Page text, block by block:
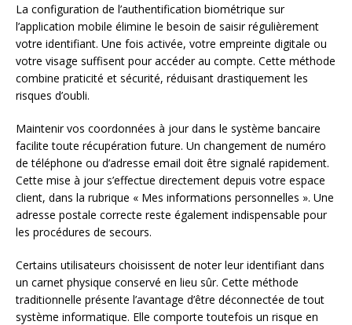
La configuration de l’authentification biométrique sur
l’application mobile élimine le besoin de saisir régulièrement
votre identifiant. Une fois activée, votre empreinte digitale ou
votre visage suffisent pour accéder au compte. Cette méthode
combine praticité et sécurité, réduisant drastiquement les
risques d’oubli.
Maintenir vos coordonnées à jour dans le système bancaire
facilite toute récupération future. Un changement de numéro
de téléphone ou d’adresse email doit être signalé rapidement.
Cette mise à jour s’effectue directement depuis votre espace
client, dans la rubrique « Mes informations personnelles ». Une
adresse postale correcte reste également indispensable pour
les procédures de secours.
Certains utilisateurs choisissent de noter leur identifiant dans
un carnet physique conservé en lieu sûr. Cette méthode
traditionnelle présente l’avantage d’être déconnectée de tout
système informatique. Elle comporte toutefois un risque en